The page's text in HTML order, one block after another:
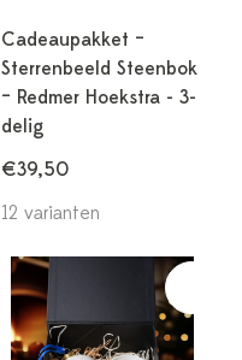
Cadeaupakket –
Sterrenbeeld Steenbok
– Redmer Hoekstra - 3-
delig
€39,50
12 varianten